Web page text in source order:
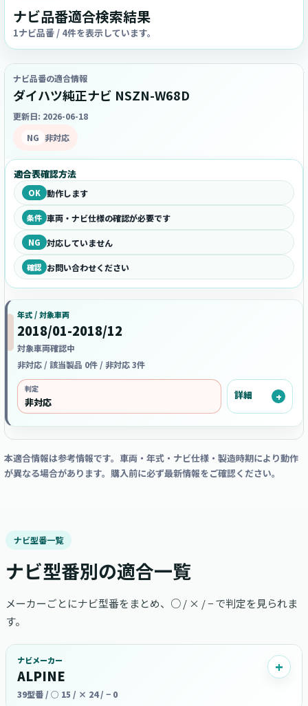
ナビ品番適合検索結果
1ナビ品番 / 4件を表示しています。
ナビ品番の適合情報
ダイハツ純正ナビ NSZN-W68D
更新日: 2026-06-18
NG 非対応
適合表確認方法
OK 動作します
条件 車両・ナビ仕様の確認が必要です
NG 対応していません
確認 お問い合わせください
年式 / 対象車両
2018/01-2018/12
対象車両確認中
非対応 / 該当製品 0件 / 非対応 3件
判定
非対応
詳細
本適合情報は参考情報です。車両・年式・ナビ仕様・製造時期により動作
が異なる場合があります。購入前に必ず最新情報をご確認ください。
ナビ型番一覧
ナビ型番別の適合一覧
メーカーごとにナビ型番をまとめ、○ / × / − で判定を見られま
す。
ナビメーカー
ALPINE
39型番 / ○ 15 / × 24 / − 0